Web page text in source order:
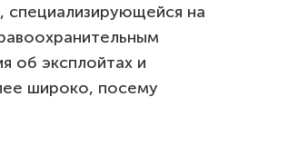
специализирующейся на
об эксплойтах и
широко, посему